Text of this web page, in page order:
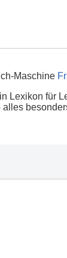
Maschine
Lexikon für